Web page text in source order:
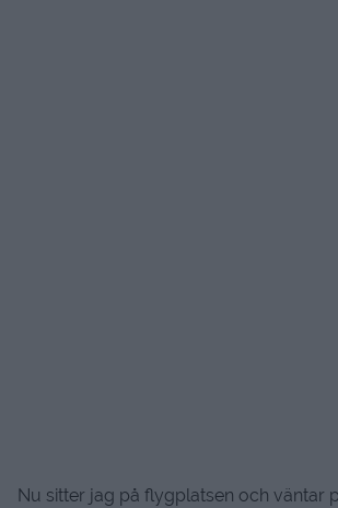
Nu sitter jag på flygplatsen och väntar